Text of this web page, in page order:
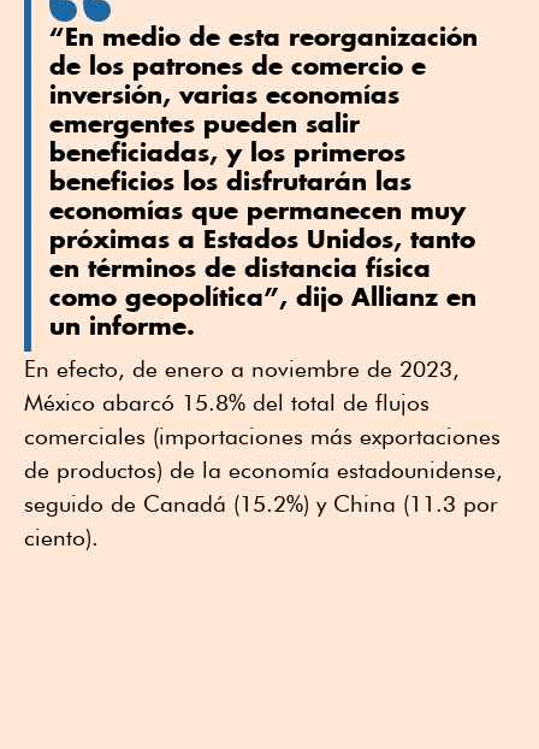
“En medio de esta reorganización
de los patrones de comercio e
inversión, varias economías
emergentes pueden salir
beneficiadas, y los primeros
beneficios los disfrutarán las
economías que permanecen muy
próximas a Estados Unidos, tanto
en términos de distancia física
como geopolítica”, dijo Allianz en
un informe.
En efecto, de enero a noviembre de 2023,
México abarcó 15.8% del total de flujos
comerciales (importaciones más exportaciones
de productos) de la economía estadounidense,
seguido de Canadá (15.2%) y China (11.3 por
ciento).